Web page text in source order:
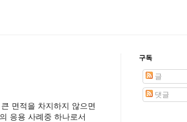
면적을 차지하지 않으면
응용 사례중 하나로서
구독
글
댓글